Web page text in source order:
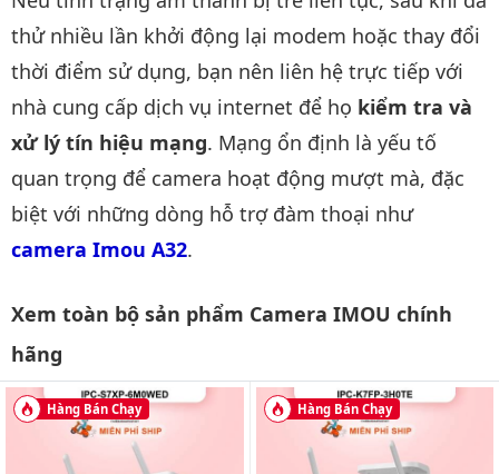
thử nhiều lần khởi động lại modem hoặc thay đổi
thời điểm sử dụng, bạn nên liên hệ trực tiếp với
nhà cung cấp dịch vụ internet để họ kiểm tra và
xử lý tín hiệu mạng. Mạng ổn định là yếu tố
quan trọng để camera hoạt động mượt mà, đặc
biệt với những dòng hỗ trợ đàm thoại như
camera Imou A32.
Xem toàn bộ sản phẩm Camera IMOU chính
hãng
Hàng Bán Chạy Hàng Bán Chạy